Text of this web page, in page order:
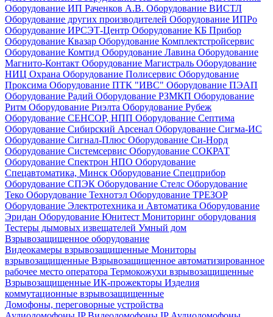
Оборудование ИП Раченков А.В. Оборудование ВИСТЛ
Оборудование других производителей Оборудование ИПРо
Оборудование ИРСЭТ-Центр Оборудование КБ Прибор
Оборудование Квазар Оборудование Комплектстройсервис
Оборудование Комтид Оборудование Лавина Оборудование
Магнито-Контакт Оборудование Магистраль Оборудование
НИЦ Охрана Оборудование Полисервис Оборудование
Проксима Оборудование ПТК "ИВС" Оборудование ПЭАП
Оборудование Радий Оборудование РЗМКП Оборудование
Ритм Оборудование Риэлта Оборудование Рубеж
Оборудование СЕНСОР, НПП Оборудование Септима
Оборудование Сибирский Арсенал Оборудование Сигма-ИС
Оборудование Сигнал-Плюс Оборудование Си-Норд
Оборудование Системсервис Оборудование СОКРАТ
Оборудование Спектрон НПО Оборудование
Спецавтоматика, Минск Оборудование Спецприбор
Оборудование СПЭК Оборудование Стелс Оборудование
Теко Оборудование Технотэл Оборудование ТРЕЗОР
Оборудование Электротехника и Автоматика Оборудование
Эридан Оборудование Юнитест Мониторинг оборудования
Тестеры дымовых извещателей Умный дом
Взрывозащищенное оборудование
Видеокамеры взрывозащищенные Мониторы
взрывозащищенные Взрывозащищенное автоматизированное
рабочее место оператора Термокожухи взрывозащищенные
Взрывозащищенные ИК-прожекторы Изделия
коммутационные взрывозащищенные
Домофоны, переговорные устройства